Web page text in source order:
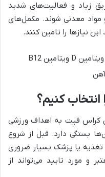
زیاد و فعالیت‌های شدید
مواد معدنی شوند. مکمل‌های
نیازها را تامین کنند.
کنیم؟
کراس فیت به اهداف ورزشی
بستگی دارد. قبل از شروع
یا پزشک بسیار ضروری
و مورد تایید می‌تواند از